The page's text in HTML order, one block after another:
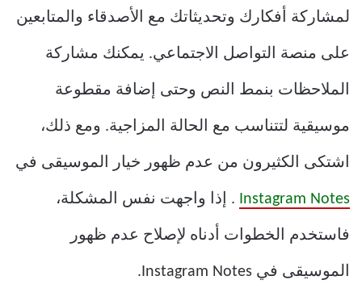
لمشاركة أفكارك وتحديثاتك مع الأصدقاء والمتابعين
على منصة التواصل الاجتماعي. يمكنك مشاركة
الملاحظات بنمط النص وحتى إضافة مقطوعة
موسيقية لتتناسب مع الحالة المزاجية. ومع ذلك،
اشتكى الكثيرون من عدم ظهور خيار الموسيقى في
Instagram Notes . إذا واجهت نفس المشكلة،
فاستخدم الخطوات أدناه لإصلاح عدم ظهور
الموسيقى في Instagram Notes.